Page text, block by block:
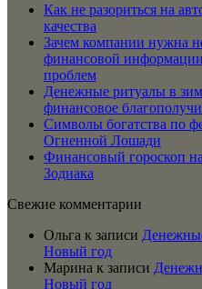
Как не разориться на
качества
Зачем компании нужна
финансовой
проблем
Денежные ритуалы в
финансовое
Символы богатства по
Огненной Лошади
Финансовый гороскоп
Зодиака
Свежие комментарии
Ольга к записи
Новый год
Марина к записи
Новый год